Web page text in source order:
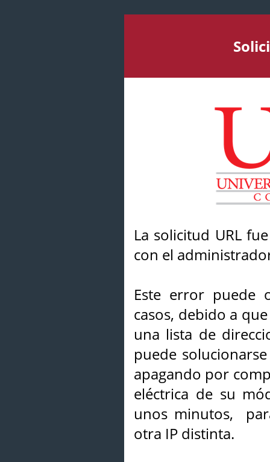
La solicitud URL
con el
Este error puede
casos, debido a
una lista de
puede
apagando por
eléctrica de su
unos minutos,
otra IP distinta.